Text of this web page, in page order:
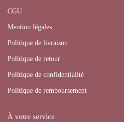
CGU
Mention légales
Politique de livraison
Politique de retour
Politique de confidentialité
Politique de remboursement
À votre service